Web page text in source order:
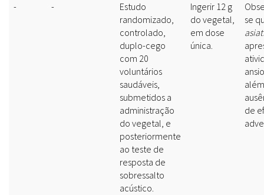
-
-
Estudo
randomizado,
controlado,
duplo-cego
com 20
voluntários
saudáveis,
submetidos a
administração
do vegetal, e
posteriormente
ao teste de
resposta de
sobressalto
acústico.
Ingerir 12 g
do vegetal,
em dose
única.
se
de